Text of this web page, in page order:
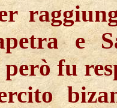
e
fu